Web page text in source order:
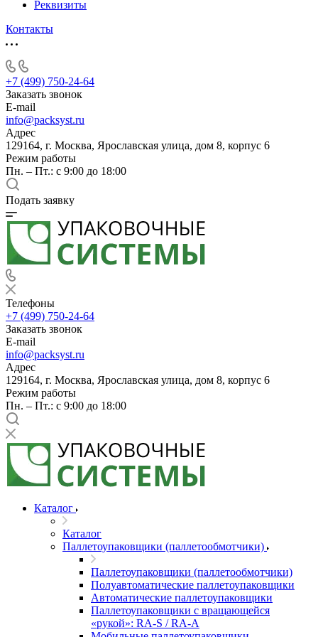
Реквизиты
Контакты
+7 (499) 750-24-64
Заказать звонок
E-mail
info@packsyst.ru
Адрес
129164, г. Москва, Ярославская улица, дом 8, корпус 6
Режим работы
Пн. – Пт.: с 9:00 до 18:00
Подать заявку
Телефоны
+7 (499) 750-24-64
Заказать звонок
E-mail
info@packsyst.ru
Адрес
129164, г. Москва, Ярославская улица, дом 8, корпус 6
Режим работы
Пн. – Пт.: с 9:00 до 18:00
Каталог
Каталог
Паллетоупаковщики (паллетообмотчики)
Паллетоупаковщики (паллетообмотчики)
Полуавтоматические паллетоупаковщики
Автоматические паллетоупаковщики
Паллетоупаковщики с вращающейся
«рукой»: RA-S / RA-A